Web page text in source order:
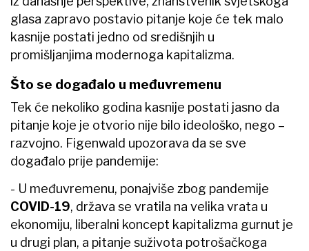
glasa zapravo postavio pitanje koje će tek malo
kasnije postati jedno od središnjih u
promišljanjima modernoga kapitalizma.
Što se događalo u međuvremenu
Tek će nekoliko godina kasnije postati jasno da
pitanje koje je otvorio nije bilo ideološko, nego –
razvojno. Figenwald upozorava da se sve
događalo prije pandemije:
- U međuvremenu, ponajviše zbog pandemije
COVID-19, država se vratila na velika vrata u
ekonomiju, liberalni koncept kapitalizma gurnut je
u drugi plan, a pitanje suživota potrošačkoga